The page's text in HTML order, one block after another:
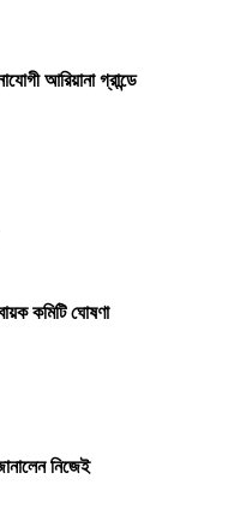
আরিয়ানা গ্রান্ডে
কমিটি ঘোষণা
নিজেই